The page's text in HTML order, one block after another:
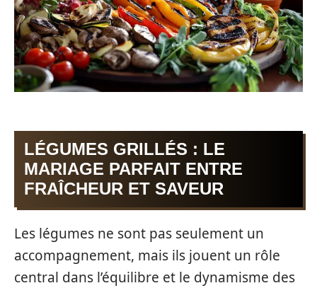
LÉGUMES GRILLÉS : LE
MARIAGE PARFAIT ENTRE
FRAÎCHEUR ET SAVEUR
Les légumes ne sont pas seulement un
accompagnement, mais ils jouent un rôle
central dans l’équilibre et le dynamisme des